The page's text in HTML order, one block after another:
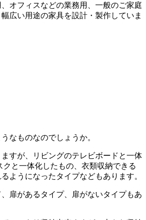
オフィスなどの業務用、一般のご家庭
広い用途の家具を設計・製作していま
なものなのでしょうか。
すが、リビングのテレビボードと一体
クと一体化したもの、衣類収納できる
ようになったタイプなどもあります。
扉があるタイプ、扉がないタイプもあ